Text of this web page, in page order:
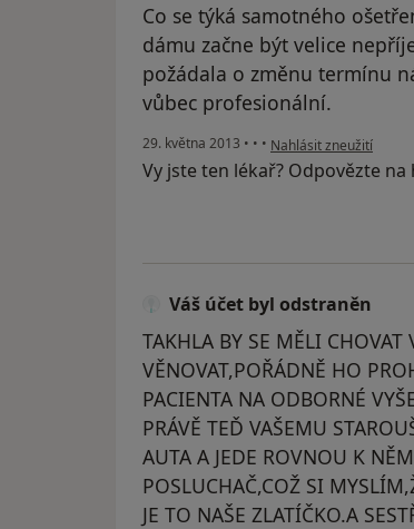
Co se týká samotného
dámu začne být velice
požádala o změnu termínu
vůbec profesionální.
29. května 2013 • • • podle názoru uživatele
Nahlásit zneužití
Vy jste ten lékař? Odpovězte na
Váš účet byl odstraněn
TAKHLA BY SE MĚLI
VĚNOVAT,POŘÁDNĚ HO
PACIENTA NA ODBORNÉ
PRÁVĚ TEĎ VAŠEMU
AUTA A JEDE ROVNOU K
POSLUCHAČ,COŽ SI
JE TO NAŠE ZLATÍČKO.A